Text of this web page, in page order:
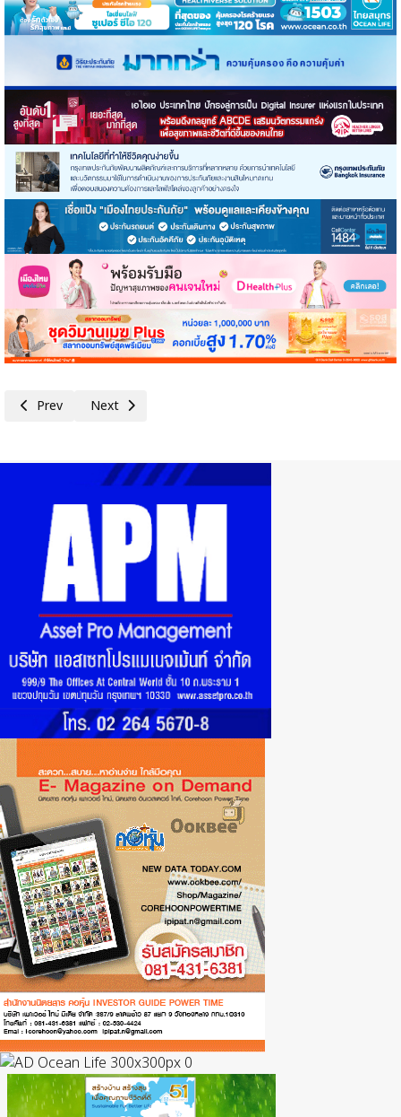
Previous article: เศรษฐกิจในเดือน มี.ค. ทรงตัวจากเดือนก่อน
Prev Next article: เศรษฐกิจไทยในเดือน ก.พ. โดยรวมชะลอลงจาก
Next